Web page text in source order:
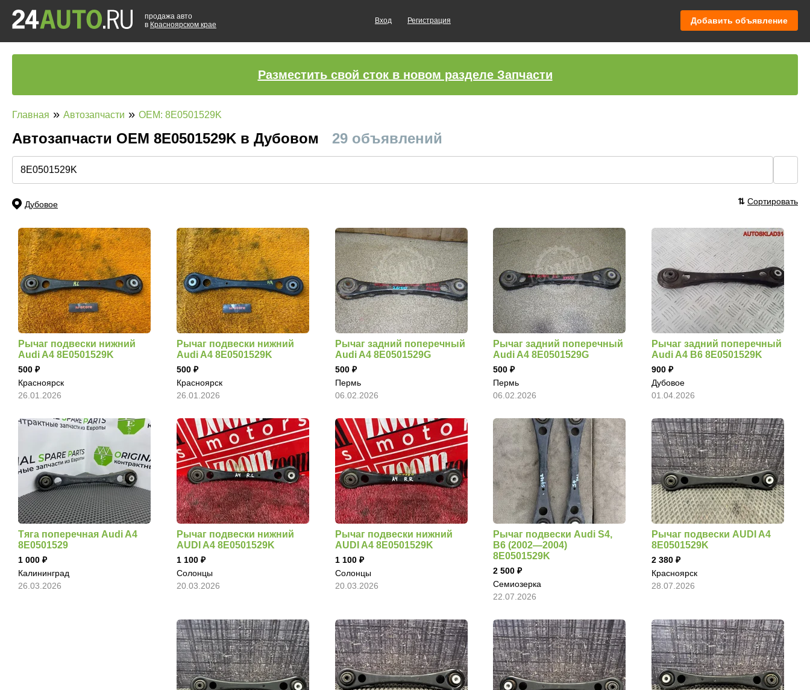
продажа авто
в Красноярском крае
Вход Регистрация Добавить объявление
Разместить свой сток в новом разделе Запчасти
Главная » Автозапчасти » OEM: 8E0501529K
Автозапчасти ОЕМ 8E0501529K в Дубовом 29 объявлений
Дубовое ⇅ Сортировать
Рычаг подвески нижний
Audi A4 8E0501529K
500
Красноярск
26.01.2026
Рычаг подвески нижний
Audi A4 8E0501529K
500
Красноярск
26.01.2026
Рычаг задний поперечный
Audi A4 8E0501529G
500
Пермь
06.02.2026
Рычаг задний поперечный
Audi A4 8E0501529G
500
Пермь
06.02.2026
Рычаг задний поперечный
Audi A4 B6 8E0501529K
900
Дубовое
01.04.2026
Тяга поперечная Audi A4
8E0501529
1 000
Калининград
26.03.2026
Рычаг подвески нижний
AUDI A4 8E0501529K
1 100
Солонцы
20.03.2026
Рычаг подвески нижний
AUDI A4 8E0501529K
1 100
Солонцы
20.03.2026
Рычаг подвески Audi S4,
B6 (2002—2004)
8E0501529K
2 500
Семиозерка
22.07.2026
Рычаг подвески AUDI A4
8E0501529K
2 380
Красноярск
28.07.2026